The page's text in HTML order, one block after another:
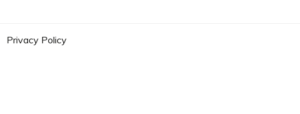
Privacy Policy